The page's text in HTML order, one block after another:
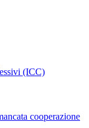
(ICC)
cooperazione